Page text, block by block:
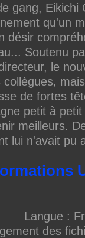
gang,
qu'un
désir
Soutenu
le
de fortes
petit à
meilleurs.
lui n'avait pu
Langue : Fr
des